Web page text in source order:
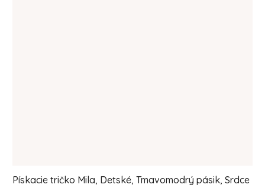
Pískacie tričko Mila, Detské, Tmavomodrý pásik, Srdce